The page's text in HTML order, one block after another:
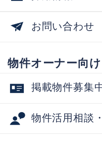
お問い合わせ
物件オーナー向け
掲載物件募集
物件活用相談